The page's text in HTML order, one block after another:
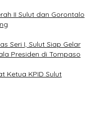
II Sulut dan Gorontalo
Seri I, Sulut Siap Gelar
Presiden di Tompaso
Ketua KPID Sulut